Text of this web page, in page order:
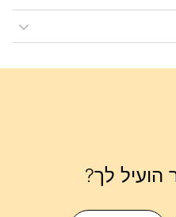
לך?